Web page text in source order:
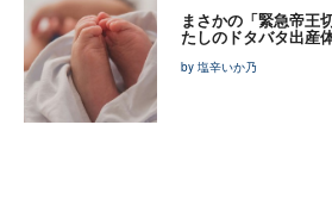
まさかの「緊急帝王
たしのドタバタ出産
by 塩辛いか乃